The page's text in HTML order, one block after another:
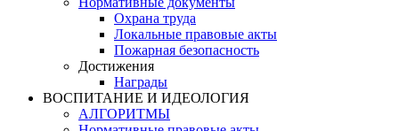
Охрана труда
Локальные правовые акты
Пожарная безопасность
Достижения
Награды
ВОСПИТАНИЕ И ИДЕОЛОГИЯ
АЛГОРИТМЫ